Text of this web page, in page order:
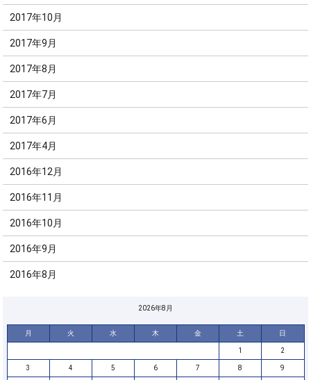
2017年10月
2017年9月
2017年8月
2017年7月
2017年6月
2017年4月
2016年12月
2016年11月
2016年10月
2016年9月
2016年8月
2026年8月
月 火 水 木 金 土 日
1 2
3 4 5 6 7 8 9